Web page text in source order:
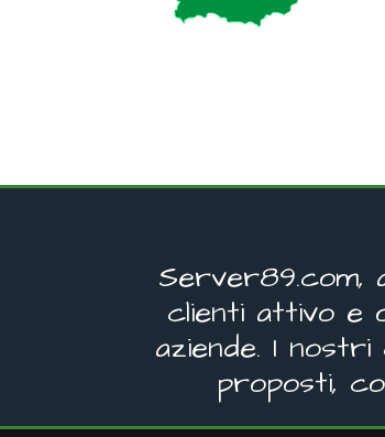
Server89.com,
clienti attivo e
aziende. I
proposti,